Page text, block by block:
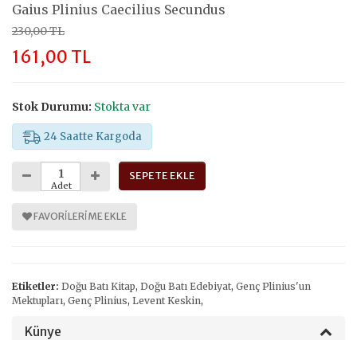
Gaius Plinius Caecilius Secundus
230,00 TL
161,00 TL
Stok Durumu: Stokta var
24 Saatte Kargoda
Adet
SEPETE EKLE
FAVORILERIME EKLE
Etiketler: Doğu Batı Kitap, Doğu Batı Edebiyat, Genç Plinius'un
Mektupları, Genç Plinius, Levent Keskin,
Künye